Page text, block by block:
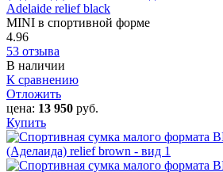
Adelaide relief black
MINI в спортивной форме
4.96
53 отзыва
В наличии
К сравнению
Отложить
цена: 13 950 руб.
Купить